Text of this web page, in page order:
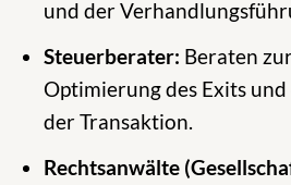
und der
Steuerberater: Beraten
Optimierung des Exits
der Transaktion.
Rechtsanwälte